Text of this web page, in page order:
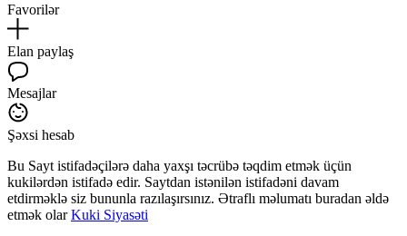
Favorilər
Elan paylaş
Mesajlar
Şəxsi hesab
Bu Sayt istifadəçilərə daha yaxşı təcrübə təqdim etmək üçün
kukilərdən istifadə edir. Saytdan istənilən istifadəni davam
etdirməklə siz bununla razılaşırsınız. Ətraflı məlumatı buradan əldə
etmək olarKuki Siyasəti